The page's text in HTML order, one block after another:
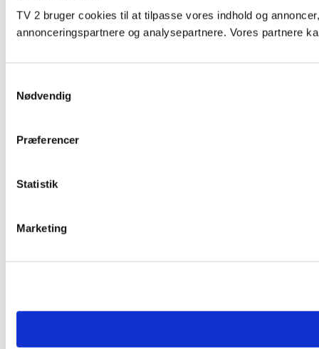
TV 2 bruger cookies til at tilpasse vores indhold og
annonceringspartnere og analysepartnere. Vores partnere
Nødvendig
Præferencer
Statistik
Marketing